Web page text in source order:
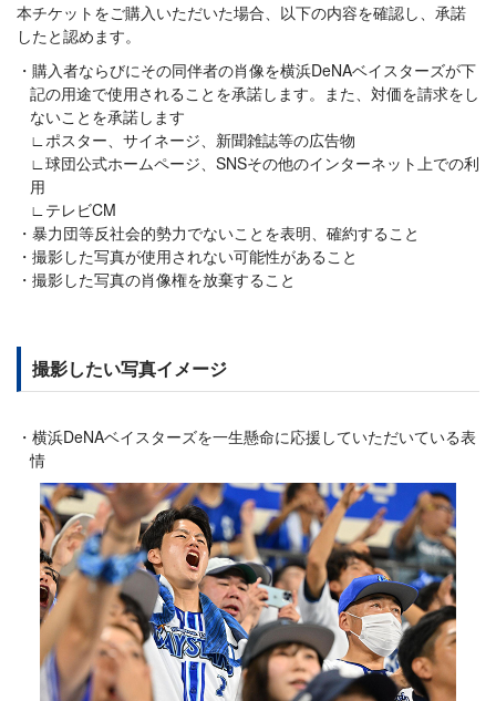
本チケットをご購入いただいた場合、以下の内容を確認し、承諾
したと認めます。
購入者ならびにその同伴者の肖像を横浜DeNAベイスターズが下
記の用途で使用されることを承諾します。また、対価を請求をし
ないことを承諾します
∟ポスター、サイネージ、新聞雑誌等の広告物
∟球団公式ホームページ、SNSその他のインターネット上での利
用
∟テレビCM
暴力団等反社会的勢力でないことを表明、確約すること
撮影した写真が使用されない可能性があること
撮影した写真の肖像権を放棄すること
撮影したい写真イメージ
横浜DeNAベイスターズを一生懸命に応援していただいている表
情